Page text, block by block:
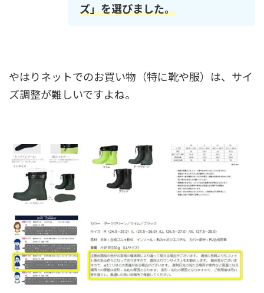
ズ」を選びました。
やはりネットでのお買い物（特に靴や服）は、サイ
ズ調整が難しいですよね。